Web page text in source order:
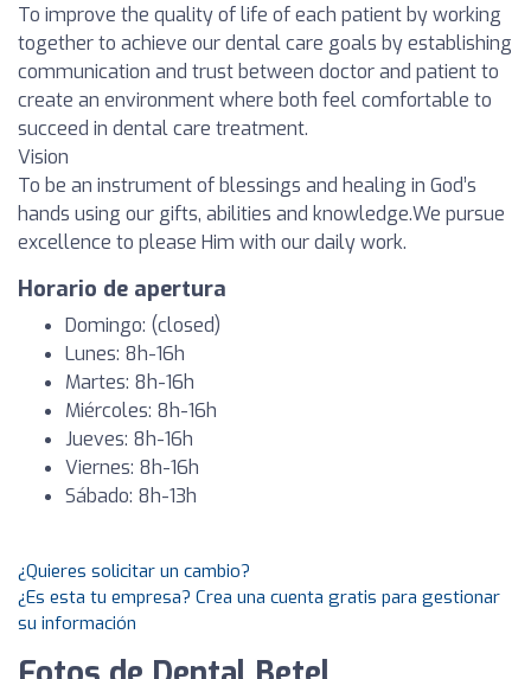
To improve the quality of life of each patient by working
together to achieve our dental care goals by establishing
communication and trust between doctor and patient to
create an environment where both feel comfortable to
succeed in dental care treatment.
Vision
To be an instrument of blessings and healing in God’s
hands using our gifts, abilities and knowledge.We pursue
excellence to please Him with our daily work.
Horario de apertura
Domingo: (closed)
Lunes: 8h-16h
Martes: 8h-16h
Miércoles: 8h-16h
Jueves: 8h-16h
Viernes: 8h-16h
Sábado: 8h-13h
¿Quieres solicitar un cambio?
¿Es esta tu empresa? Crea una cuenta gratis para gestionar
su información